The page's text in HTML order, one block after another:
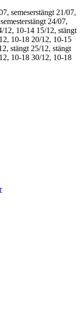
semeserstängt 21/07,
24/07,
12, 10-14 15/12, stängt
10-18 20/12, 10-15
stängt 25/12, stängt
10-18 30/12, 10-18